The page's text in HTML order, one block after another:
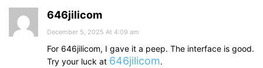
646jilicom
December 5, 2025 At 4:09 am
For 646jilicom, I gave it a peep. The interface is good.
Try your luck at 646jilicom.